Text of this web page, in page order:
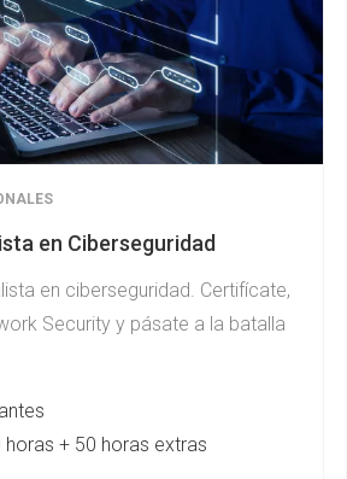
en Ciberseguridad
en ciberseguridad. Certifícate,
Security y pásate a la batalla
horas + 50 horas extras